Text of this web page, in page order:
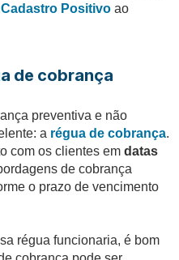
Cadastro Positivo ao
de cobrança
preventiva e não
a régua de cobrança.
com os clientes em datas
de cobrança
o prazo de vencimento
régua funcionaria, é bom